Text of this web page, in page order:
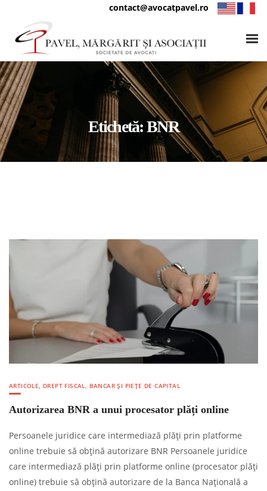
contact@avocatpavel.ro
Etichetă:BNR
ARTICOLE, DREPT FISCAL, BANCAR ȘI PIEȚE DE CAPITAL
Autorizarea BNR a unui procesator plăți online
Persoanele juridice care intermediază plăți prin platforme
online trebuie să obțină autorizare BNR Persoanele juridice
care intermediază plăți prin platforme online (procesator plăți
online) trebuie să obțină autorizare de la Banca Națională a